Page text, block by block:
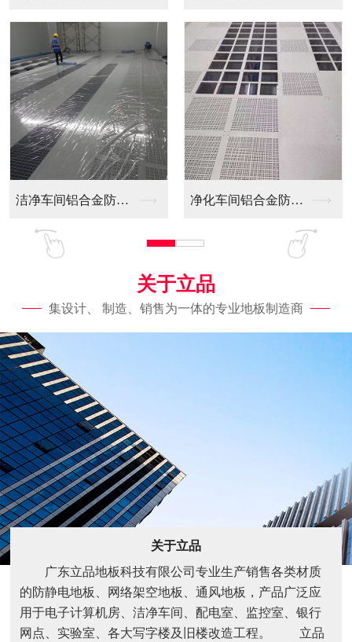
净化车间铝合金防静电... 全铝防静电地板
关于立品
集设计、 制造、销售为一体的专业地板制造商
关于立品
广东立品地板科技有限公司专业生产销售各类材质
的防静电地板、网络架空地板、通风地板，产品广泛应
用于电子计算机房、洁净车间、配电室、监控室、银行
网点、实验室、各大写字楼及旧楼改造工程。 立品